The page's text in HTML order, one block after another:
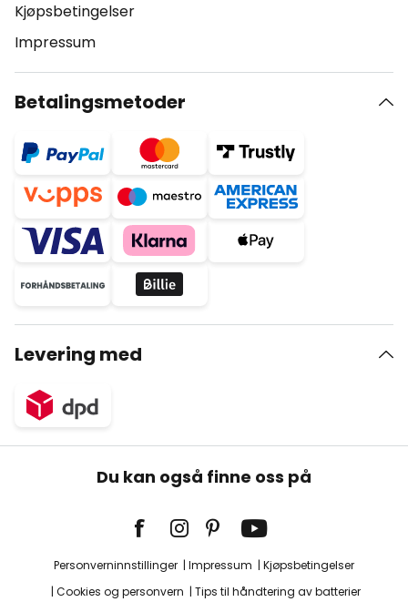
Kjøpsbetingelser
Impressum
Betalingsmetoder
Levering med
Du kan også finne oss på
Personverninnstillinger Impressum
Kjøpsbetingelser
Cookies og personvern
Tips til håndtering av batterier